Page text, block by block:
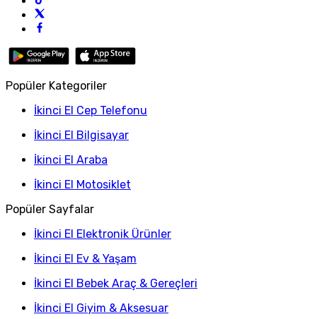
Popüler Kategoriler
İkinci El Cep Telefonu
İkinci El Bilgisayar
İkinci El Araba
İkinci El Motosiklet
Popüler Sayfalar
İkinci El Elektronik Ürünler
İkinci El Ev & Yaşam
İkinci El Bebek Araç & Gereçleri
İkinci El Giyim & Aksesuar